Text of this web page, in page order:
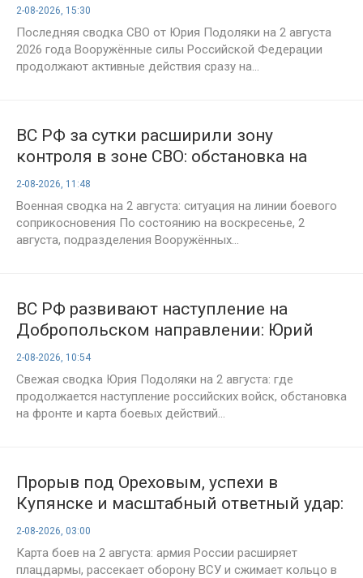
Дружковском и Славянском
направлениях
2-08-2026, 15:30
Последняя сводка СВО от Юрия Подоляки на 2 августа
2026 года Вооружённые силы Российской Федерации
продолжают активные действия сразу на...
ВС РФ за сутки расширили зону
контроля в зоне СВО: обстановка на
фронтах и карты боевых действий на 2
августа 2026 года
2-08-2026, 11:48
Военная сводка на 2 августа: ситуация на линии боевого
соприкосновения По состоянию на воскресенье, 2
августа, подразделения Вооружённых...
ВС РФ развивают наступление на
Добропольском направлении: Юрий
Подоляка рассказал о ситуации в зоне
СВО на 2 августа
2-08-2026, 10:54
Свежая сводка Юрия Подоляки на 2 августа: где
продолжается наступление российских войск, обстановка
на фронте и карта боевых действий...
Прорыв под Ореховым, успехи в
Купянске и масштабный ответный удар:
карта и сводка СВО на утро 2 августа
2-08-2026, 03:00
Карта боев на 2 августа: армия России расширяет
плацдармы, рассекает оборону ВСУ и сжимает кольцо в